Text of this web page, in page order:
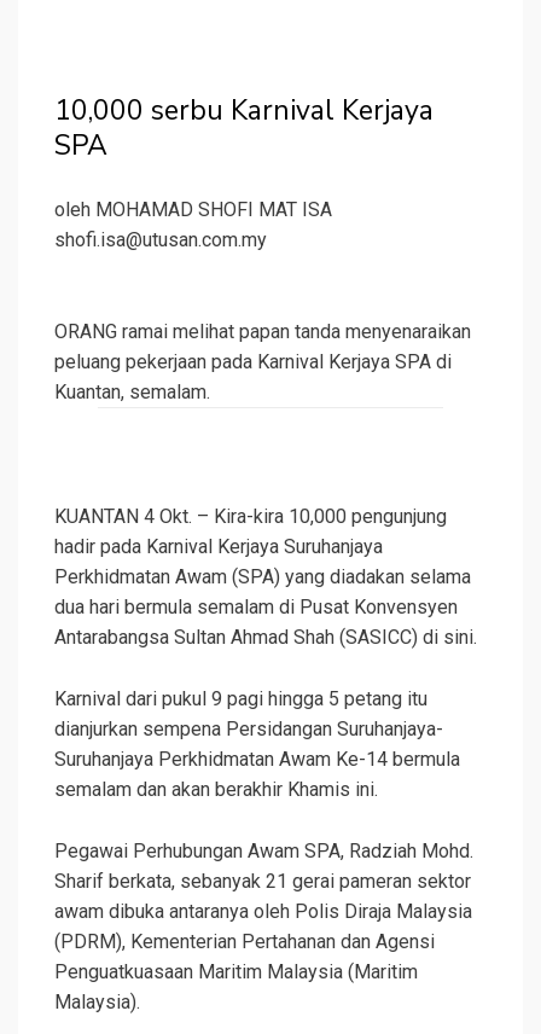
10,000 serbu Karnival Kerjaya
SPA
oleh MOHAMAD SHOFI MAT ISA
shofi.isa@utusan.com.my
ORANG ramai melihat papan tanda menyenaraikan
peluang pekerjaan pada Karnival Kerjaya SPA di
Kuantan, semalam.
KUANTAN 4 Okt. – Kira-kira 10,000 pengunjung
hadir pada Karnival Kerjaya Suruhanjaya
Perkhidmatan Awam (SPA) yang diadakan selama
dua hari bermula semalam di Pusat Konvensyen
Antarabangsa Sultan Ahmad Shah (SASICC) di sini.
Karnival dari pukul 9 pagi hingga 5 petang itu
dianjurkan sempena Persidangan Suruhanjaya-
Suruhanjaya Perkhidmatan Awam Ke-14 bermula
semalam dan akan berakhir Khamis ini.
Pegawai Perhubungan Awam SPA, Radziah Mohd.
Sharif berkata, sebanyak 21 gerai pameran sektor
awam dibuka antaranya oleh Polis Diraja Malaysia
(PDRM), Kementerian Pertahanan dan Agensi
Penguatkuasaan Maritim Malaysia (Maritim
Malaysia).